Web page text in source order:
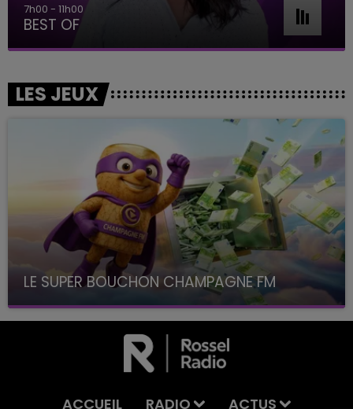
7h00 - 11h00
BEST OF
LES JEUX
LE SUPER BOUCHON CHAMPAGNE FM
avec La Famille Champagne FM, à 8H10
ACCUEIL RADIO ACTUS